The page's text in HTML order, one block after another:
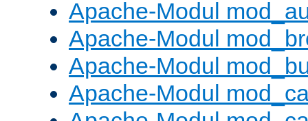
Apache-Modul
Apache-Modul
Apache-Modul
Apache-Modul